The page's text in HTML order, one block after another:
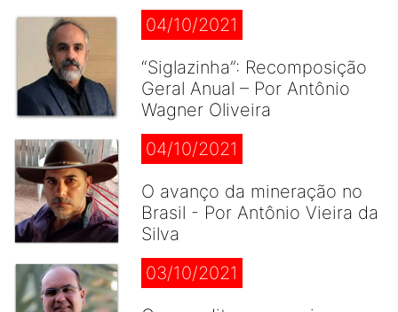
04/10/2021
“Siglazinha”: Recomposição
Geral Anual – Por Antônio
Wagner Oliveira
04/10/2021
O avanço da mineração no
Brasil - Por Antônio Vieira da
Silva
03/10/2021